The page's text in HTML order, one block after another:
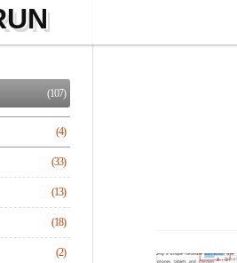
(107)
(4)
(33)
(13)
(18)
(2)